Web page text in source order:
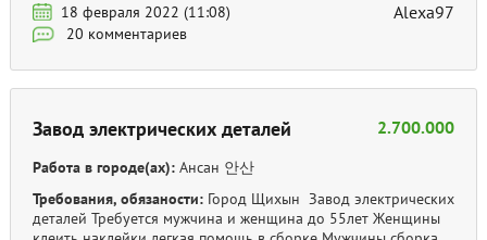
18 февраля 2022 (11:08)
20 комментариев
Alexa97
Завод электрических деталей 2.700.000
Работа в городе(ах): Ансан 안산
Требования, обязаности: Город Щихын Завод электрических
деталей Требуется мужчина и женщина до 55лет Женщины